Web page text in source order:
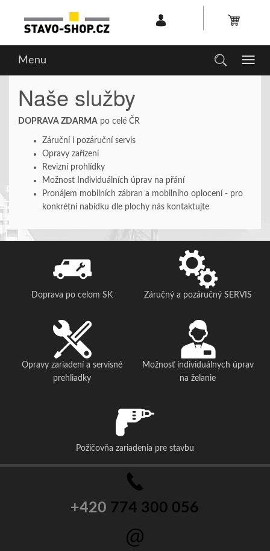
Toggle
Menu
Naše služby
DOPRAVA ZDARMA po celé ČR
Záruční i pozáruční servis
Opravy zařízení
Revizní prohlídky
Možnost Individuálních úprav na přání
Pronájem mobilních zábran a mobilního oplocení - pro
konkrétní nabídku dle plochy nás kontaktujte
Doprava po celom SK Záručný a pozáručný SERVIS
Opravy zariadení a servisné
prehliadky
Možnosť individuálnych úprav
na želanie
Požičovňa zariadenia pre stavbu
+420 774 300 056